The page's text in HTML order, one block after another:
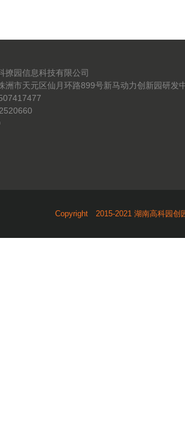
撩园信息科技有限公司
洲市天元区仙月环路899号新马动力创新园研发
Copyright 2015-2021 湖南高科园创